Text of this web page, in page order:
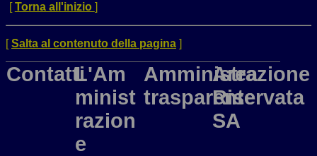
[Torna all'inizio ]
[Salta al contenuto della pagina ]
ContattiL'Am
minist
razion
e
Amministrazione
trasparente
Area
Riservata
SA